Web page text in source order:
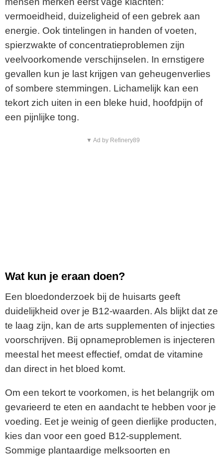
vermoeidheid, duizeligheid of een gebrek aan
energie. Ook tintelingen in handen of voeten,
spierzwakte of concentratieproblemen zijn
veelvoorkomende verschijnselen. In ernstigere
gevallen kun je last krijgen van geheugenverlies
of sombere stemmingen. Lichamelijk kan een
tekort zich uiten in een bleke huid, hoofdpijn of
een pijnlijke tong.
▼ Ad by Refinery89
Wat kun je eraan doen?
Een bloedonderzoek bij de huisarts geeft
duidelijkheid over je B12-waarden. Als blijkt dat ze
te laag zijn, kan de arts supplementen of injecties
voorschrijven. Bij opnameproblemen is injecteren
meestal het meest effectief, omdat de vitamine
dan direct in het bloed komt.
Om een tekort te voorkomen, is het belangrijk om
gevarieerd te eten en aandacht te hebben voor je
voeding. Eet je weinig of geen dierlijke producten,
kies dan voor een goed B12-supplement.
Sommige plantaardige melksoorten en